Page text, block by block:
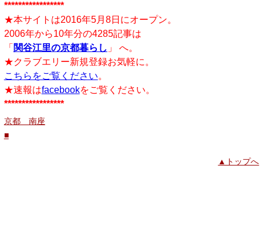
*****************
★本サイトは2016年5月8日にオープン。
2006年から10年分の4285記事は
「 関谷江里の京都暮らし 」 へ。
★クラブエリー新規登録お気軽に。
こちらをご覧ください。
★速報はfacebookをご覧ください。
*****************
京都 南座
■
▲トップへ